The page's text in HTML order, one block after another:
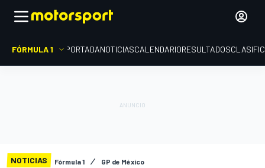
FÓRMULA 1 PORTADANOTICIASCALENDARIORESULTADOS
NOTICIAS Fórmula 1 GP de México